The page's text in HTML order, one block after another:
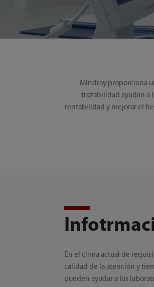
Mindray proporciona
trazabilidad ayudan a
rentabilidad y mejorar el
En el clima actual de
calidad de la atención y
pueden ayudar a los